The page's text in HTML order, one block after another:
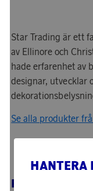
Star Trading är ett
av Ellinore och
hade erfarenhet av
designar, utvecklar
Se alla produkter
RELATERADE
HANTERA